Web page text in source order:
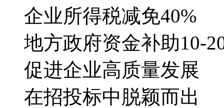
企业所得税减免40%
地方政府资金补助10-
促进企业高质量发展
在招投标中脱颖而出